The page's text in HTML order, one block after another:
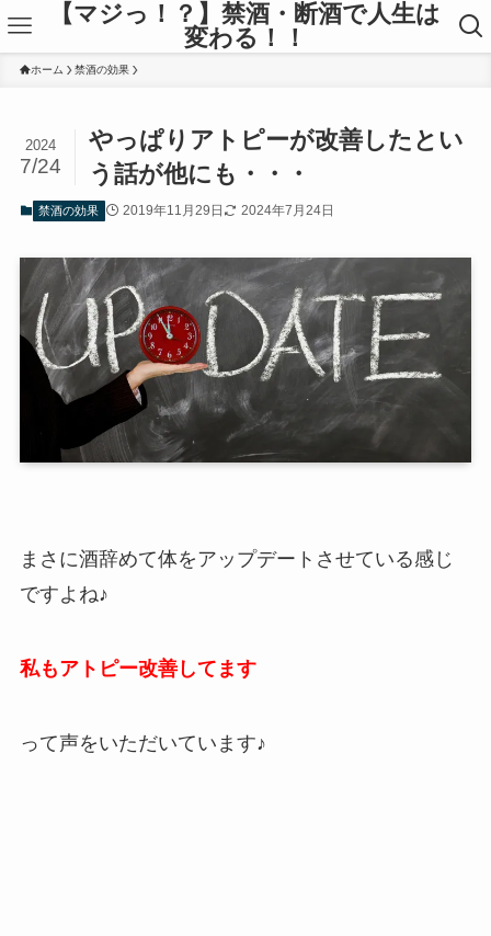
【マジっ！？】禁酒・断酒で人生は
変わる！！
ホーム 禁酒の効果
やっぱりアトピーが改善したとい
う話が他にも・・・
2024
7/24
禁酒の効果 2019年11月29日 2024年7月24日
まさに酒辞めて体をアップデートさせている感じ
ですよね♪
私もアトピー改善してます
って声をいただいています♪